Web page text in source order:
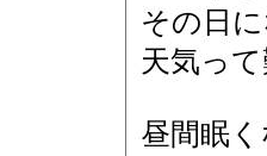
その日
天気っ
昼間眠